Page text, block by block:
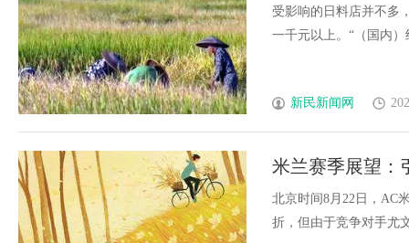
何从
受影响的日料店并不多
一千元以上。“（国内
新民新闻网
米兰赛季展望：
北京时间8月22日，AC
折，但由于竞争对手尤